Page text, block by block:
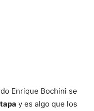
Enrique Bochini se
y es algo que los